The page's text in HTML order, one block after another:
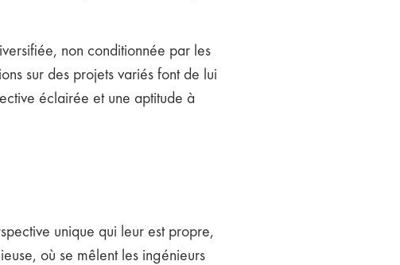
non conditionnée par les
sur des projets variés font de lui
éclairée et une aptitude à
unique qui leur est propre,
où se mêlent les ingénieurs